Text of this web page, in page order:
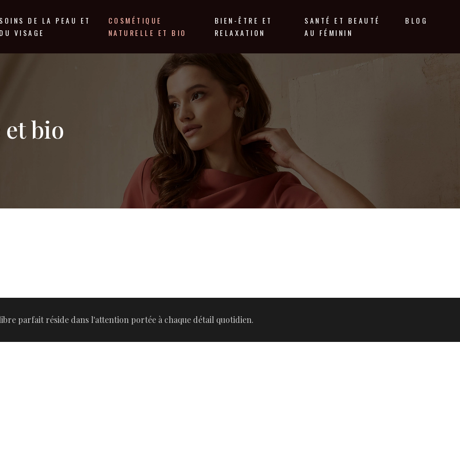
SOINS DE LA PEAU ET
DU VISAGE
COSMÉTIQUE
NATURELLE ET BIO
BIEN-ÊTRE ET
RELAXATION
SANTÉ ET BEAUTÉ
AU FÉMININ
BLOG
bio
parfait réside dans l'attention portée à chaque détail quotidien.